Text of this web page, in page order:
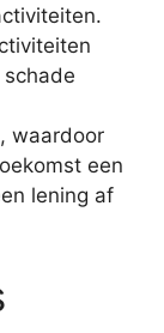
waardoor
een
lening af